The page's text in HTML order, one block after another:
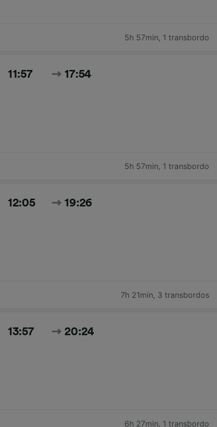
5h 57min, 1 transbordo
11:57 17:54
5h 57min, 1 transbordo
12:05 19:26
7h 21min, 3 transbordos
13:57 20:24
6h 27min, 1 transbordo